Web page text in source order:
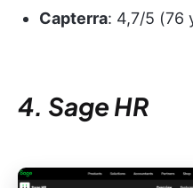
Capterra: 4,7/5 (76
4. Sage HR